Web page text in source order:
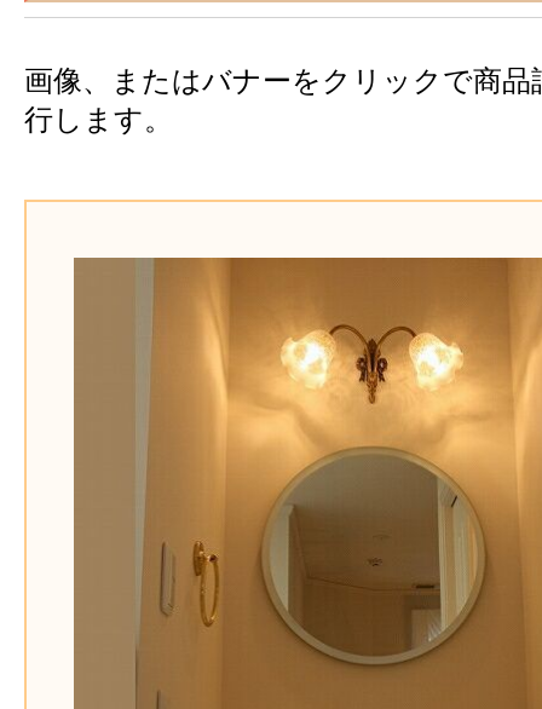
画像、またはバナーをクリックで商品
行します。